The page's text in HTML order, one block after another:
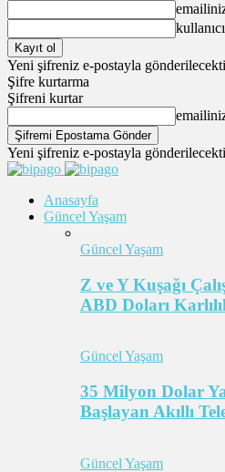
Yeni şifreniz e-postayla
Şifre kurtarma
Şifreni kurtar
Yeni şifreniz e-postayla
Anasayfa
Güncel Yaşam
Güncel Yaşam
Z ve Y Kuşağı
ABD Doları
Güncel Yaşam
35 Milyon Dolar
Başlayan Akıllı
Güncel Yaşam